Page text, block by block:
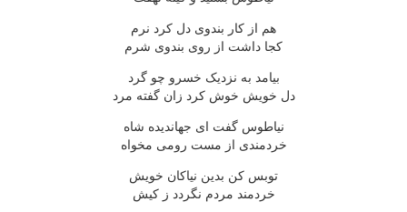
هم از کار بندوی دل کرد نرم
کجا داشت از روی بندوی شرم
بیامد به نزدیک خسرو چو گرد
دل خویش خوش کرد زان گفته مرد
نیاطوس گفت ای جهاندیده شاه
خردمندی از مست رومی مخواه
توبس کن بدین نیاکان خویش
خردمند مردم نگردد ز کیش